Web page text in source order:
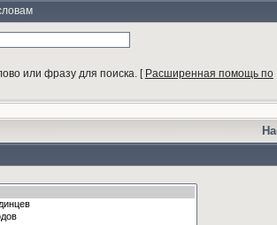
или фразу для поиска.[ Расширенная помощь по